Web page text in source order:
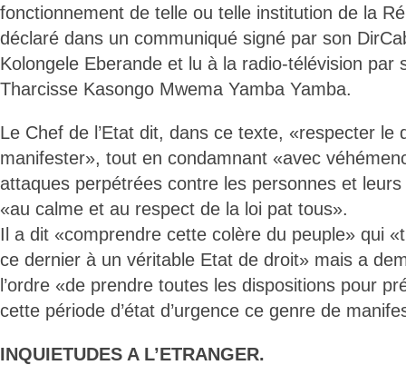
fonctionnement de telle ou telle institution de la
déclaré dans un communiqué signé par son
Kolongele Eberande et lu à la radio-télévision par
Tharcisse Kasongo Mwema Yamba Yamba.
Le Chef de l’Etat dit, dans ce texte, «respecter le
manifester», tout en condamnant «avec
attaques perpétrées contre les personnes et
«au calme et au respect de la loi pat tous».
Il a dit «comprendre cette colère du peuple» qui
ce dernier à un véritable Etat de droit» mais a
l’ordre «de prendre toutes les dispositions pour
cette période d’état d’urgence ce genre de
INQUIETUDES A L’ETRANGER.